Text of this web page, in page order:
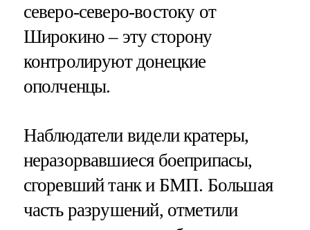
северо-северо-востоку от
Широкино – эту сторону
контролируют донецкие
ополченцы.
Наблюдатели видели кратеры,
неразорвавшиеся боеприпасы,
сгоревший танк и БМП. Большая
часть разрушений, отметили